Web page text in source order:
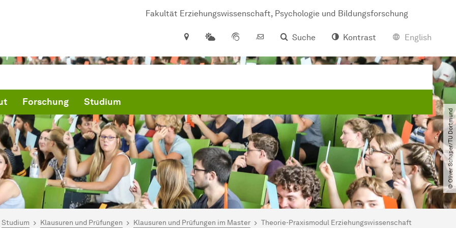
Fa­kul­tät Er­zie­hungs­wis­sen­schaft, Psy­cho­lo­gie und Bil­dungs­for­schung
Suche
Kontrast English
Forschung Studium
© Oliver Schaper​/​TU Dortmund
hier:
Studium Klausuren und Prüfungen Klausuren und Prüfungen im Master Theorie-Praxismodul Erziehungswissenschaft